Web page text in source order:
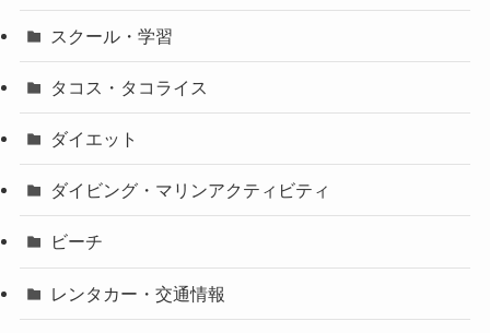
スクール・学習
タコス・タコライス
ダイエット
ダイビング・マリンアクティビティ
ビーチ
レンタカー・交通情報